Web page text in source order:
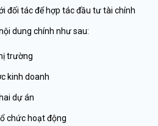
đối tác để hợp tác đầu tư tài chính
dung chính như sau:
trường
kinh doanh
dự án
chức hoạt động